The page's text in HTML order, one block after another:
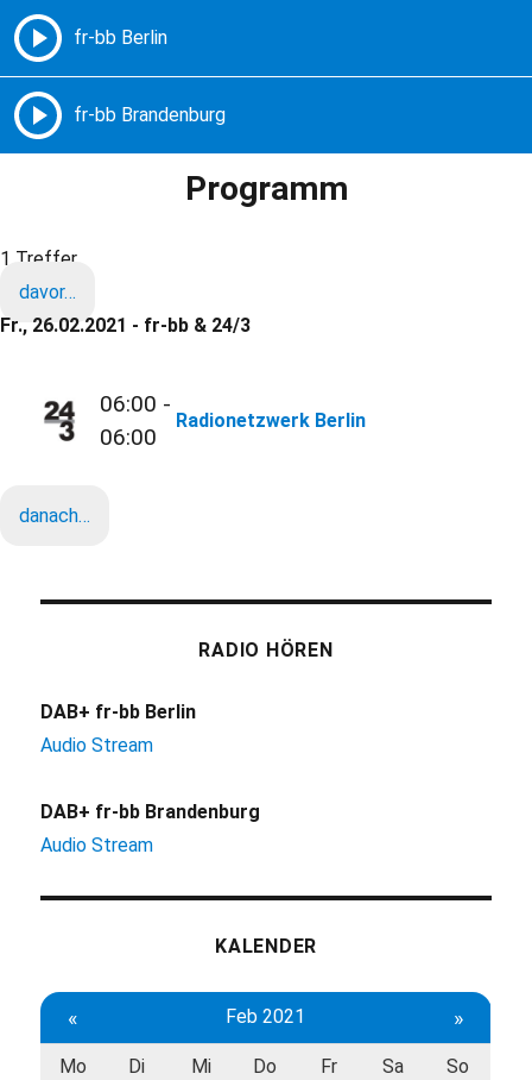
Freie Radios – Berlin Brandenburg
Programm
1 Treffer
davor…
Fr., 26.02.2021 - fr-bb & 24/3
06:00 -
06:00
Radionetzwerk Berlin
danach…
RADIO HÖREN
DAB+ fr-bb Berlin
Audio Stream
DAB+ fr-bb Brandenburg
Audio Stream
KALENDER
« Feb 2021 »
Mo Di Mi Do Fr Sa So